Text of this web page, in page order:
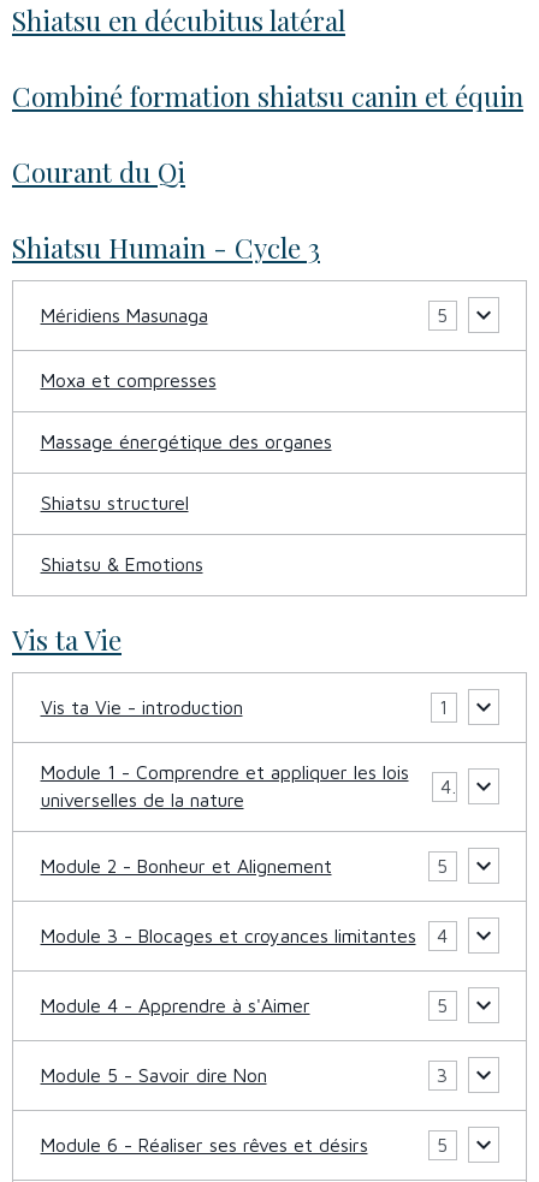
Shiatsu en décubitus latéral
Combiné formation shiatsu canin et équin
Courant du Qi
Shiatsu Humain - Cycle 3
Méridiens Masunaga 5
Moxa et compresses
Massage énergétique des organes
Shiatsu structurel
Shiatsu & Emotions
Vis ta Vie
Vis ta Vie - introduction 1
Module 1 - Comprendre et appliquer les lois
universelles de la nature
Module 2 - Bonheur et Alignement 5
Module 3 - Blocages et croyances limitantes 4
Module 4 - Apprendre à s'Aimer 5
Module 5 - Savoir dire Non 3
Module 6 - Réaliser ses rêves et désirs 5